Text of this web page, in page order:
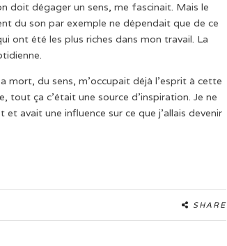
doit dégager un sens, me fascinait. Mais le
du son par exemple ne dépendait que de ce
ont été les plus riches dans mon travail. La
mort, du sens, m’occupait déjà l’esprit à cette
ça c’était une source d’inspiration. Je ne
avait une influence sur ce que j’allais devenir
SHARE